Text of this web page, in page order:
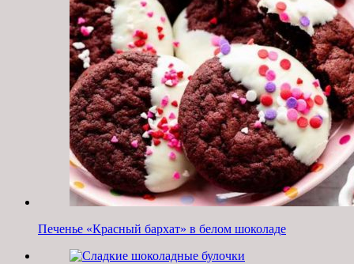
Печенье «Красный бархат» в белом шоколаде